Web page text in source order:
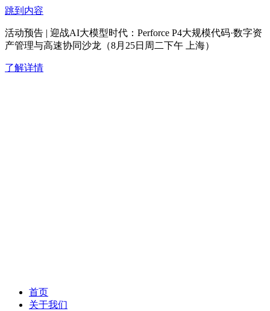
跳到内容
活动预告 | 迎战AI大模型时代：Perforce P4大规模代码·数字资
产管理与高速协同沙龙（8月25日周二下午 上海）
了解详情
首页
关于我们